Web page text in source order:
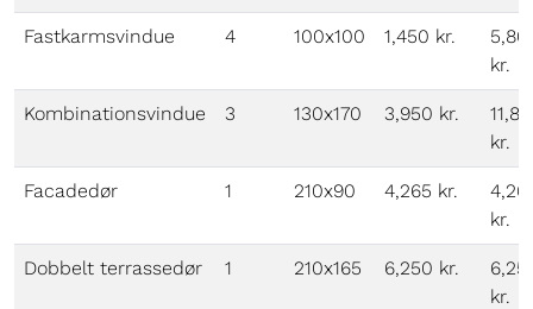
Fastkarmsvindue 4 100x100 1,450 kr.
kr.
Kombinationsvindue 3 130x170 3,950 kr.
kr.
Facadedør 1 210x90 4,265 kr.
kr.
Dobbelt terrassedør 1 210x165 6,250 kr.
kr.